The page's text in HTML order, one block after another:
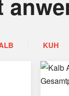
KUH